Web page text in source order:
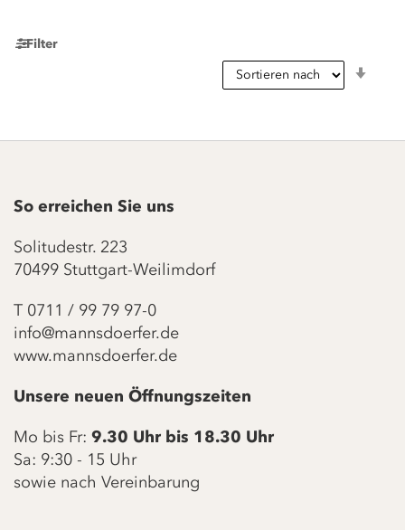
Filter
So erreichen Sie uns
Solitudestr. 223
70499 Stuttgart-Weilimdorf
T 0711 / 99 79 97-0
info@mannsdoerfer.de
www.mannsdoerfer.de
Unsere neuen Öffnungszeiten
Mo bis Fr: 9.30 Uhr bis 18.30 Uhr
Sa: 9:30 - 15 Uhr
sowie nach Vereinbarung